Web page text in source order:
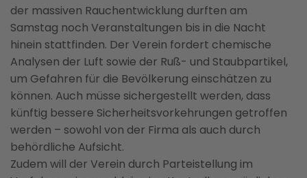
der massiven Rauchentwicklung durften am
Samstag noch Veranstaltungen bis in die Nacht
hinein stattfinden. Der Verein fordert chemische
Analysen der Luft sowie der Ruß- und Staubpartikel,
um Gefahren für die Bevölkerung einschätzen zu
können. Auch müsse sichergestellt werden, dass
künftig bessere Sicherheitsvorkehrungen getroffen
werden – sowohl von der Firma als auch durch
behördliche Aufsicht.
Zudem will der Verein durch Parteistellung im